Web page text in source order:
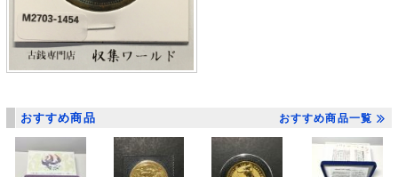
おすすめ商品 おすすめ商品一覧